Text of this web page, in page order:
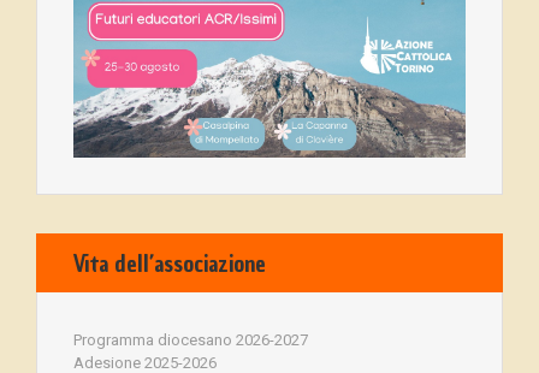
Vita dell’associazione
Programma diocesano 2026-2027
Adesione 2025-2026